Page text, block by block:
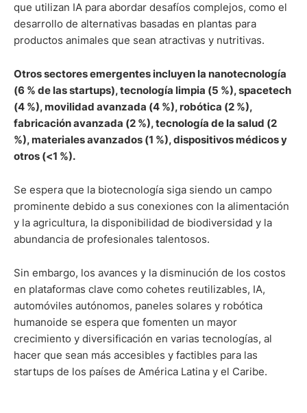
que utilizan IA para abordar desafíos complejos, como el
desarrollo de alternativas basadas en plantas para
productos animales que sean atractivas y nutritivas.
Otros sectores emergentes incluyen la nanotecnología
(6 % de las startups), tecnología limpia (5 %), spacetech
(4 %), movilidad avanzada (4 %), robótica (2 %),
fabricación avanzada (2 %), tecnología de la salud (2
%), materiales avanzados (1 %), dispositivos médicos y
otros (<1 %).
Se espera que la biotecnología siga siendo un campo
prominente debido a sus conexiones con la alimentación
y la agricultura, la disponibilidad de biodiversidad y la
abundancia de profesionales talentosos.
Sin embargo, los avances y la disminución de los costos
en plataformas clave como cohetes reutilizables, IA,
automóviles autónomos, paneles solares y robótica
humanoide se espera que fomenten un mayor
crecimiento y diversificación en varias tecnologías, al
hacer que sean más accesibles y factibles para las
startups de los países de América Latina y el Caribe.